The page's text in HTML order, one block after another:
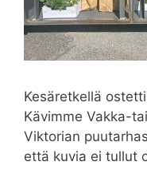
Kesäretkellä
Kävimme Vakka-
Viktorian
että kuvia ei tullut